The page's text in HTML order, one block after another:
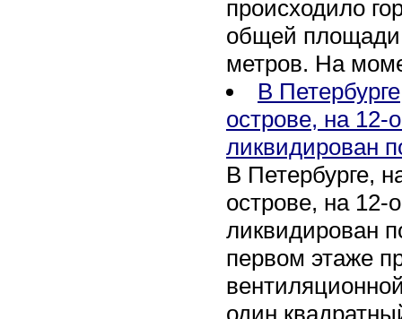
происходило
общей площади
метров. На
В
острове, на 12-
ликвидирован
В Петербурге,
острове, на 12-
ликвидирован
первом этаже
один